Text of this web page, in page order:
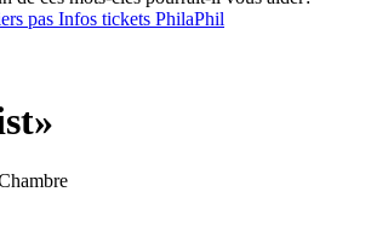
pas Infos tickets PhilaPhil